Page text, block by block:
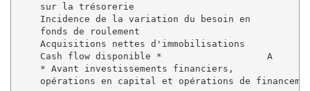
sur la trésorerie
    Incidence de la variation du besoin en
fonds de roulement
Acquisitions nettes d'immobilisations
Cash flow disponible *                   A
    * Avant investissements financiers,
opérations en capital et opérations de